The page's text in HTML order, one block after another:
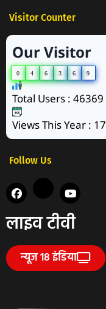
Visitor Counter
Our Visitor
0 4 6 3 6 9
Total Users : 46369
Views This Year :
Follow Us
लाइव टीवी
न्यूज 18 इंडिया